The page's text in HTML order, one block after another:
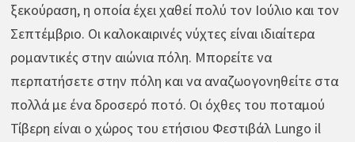
ξεκούραση, η οποία έχει χαθεί πολύ τον Ιούλιο και τον
Σεπτέμβριο. Οι καλοκαιρινές νύχτες είναι ιδιαίτερα
ρομαντικές στην αιώνια πόλη. Μπορείτε να
περπατήσετε στην πόλη και να αναζωογονηθείτε στα
πολλά με ένα δροσερό ποτό. Οι όχθες του ποταμού
Τίβερη είναι ο χώρος του ετήσιου Φεστιβάλ Lungo il